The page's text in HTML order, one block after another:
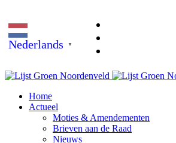
Nederlands ▼
Home
Actueel
Moties & Amendementen
Brieven aan de Raad
Nieuws